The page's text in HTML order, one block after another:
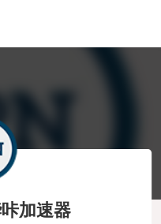
加速器